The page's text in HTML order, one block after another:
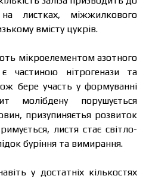
листках, міжжилкового
вмісту цукрів.
мікроелементом азотного
частиною нітрогенази та
бере участь у формуванні
молібдену порушується
призупиняєтья розвиток
листя стає світло-
буріння та вимирання.
у достатніх кількостях